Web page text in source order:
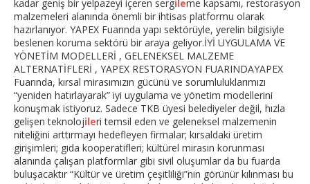
kadar geniş bir yelpazeyi içeren sergileme kapsamı, restorasyon
malzemeleri alanında önemli bir ihtisas platformu olarak
hazırlanıyor. YAPEX Fuarında yapı sektörüyle, yerelin bilgisiyle
beslenen koruma sektörü bir araya geliyor.İYİ UYGULAMA VE
YÖNETİM MODELLERİ , GELENEKSEL MALZEME
ALTERNATİFLERİ , YAPEX RESTORASYON FUARINDAYAPEX
Fuarında, kırsal mirasımızın gücünü ve sorumluluklarımızı
“yeniden hatırlayarak” iyi uygulama ve yönetim modellerini
konuşmak istiyoruz. Sadece TKB üyesi belediyeler değil, hızla
gelişen teknolojileri temsil eden ve geleneksel malzemenin
niteliğini arttırmayı hedefleyen firmalar; kırsaldaki üretim
girişimleri; gıda kooperatifleri; kültürel mirasın korunması
alanında çalışan platformlar gibi sivil oluşumlar da bu fuarda
buluşacaktır “Kültür ve üretim çeşitliliği”nin görünür kılınması bu